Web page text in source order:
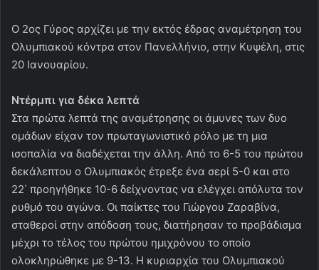
Ο 2ος Γύρος αρχίζει με την εκτός έδρας αναμέτρηση του
Ολυμπιακού κόντρα στον Πανελλήνιο, στην Κυψέλη, στις
20 Ιανουαρίου.
Ντέρμπι για δέκα λεπτά
Στα πρώτα λεπτά της αναμέτρησης οι άμυνες των δυο
ομάδων είχαν τον πρωταγωνιστικό ρόλο με τη μια
ισοπαλία να διαδέχεται την άλλη. Από το 6-5 του πρώτου
δεκάλεπτου ο Ολυμπιακός έτρεξε ένα σερί 5-0 και στο
22΄ προηγήθηκε 10-6 δείχνοντας να ελέγχει απόλυτα τον
ρυθμό του αγώνα. Οι παίκτες του Γιώργου Ζαραβίνα,
σταθεροί στην απόδοση τους, διατήρησαν το προβάδισμα
μέχρι το τέλος του πρώτου ημιχρόνου το οποίο
ολοκληρώθηκε με 9-13. Η κυριαρχία του Ολυμπιακού